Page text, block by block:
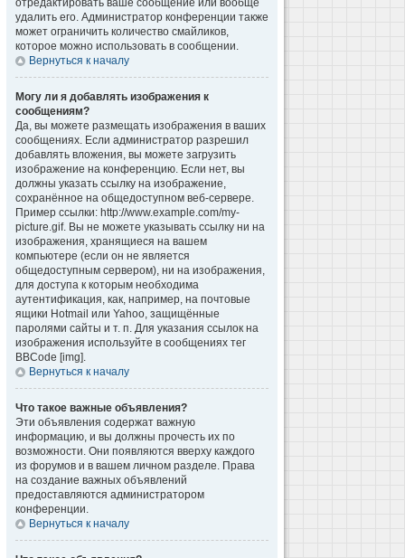
отредактировать ваше сообщение или вообще
удалить его. Администратор конференции также
может ограничить количество смайликов,
которое можно использовать в сообщении.
Вернуться к началу
Могу ли я добавлять изображения к
сообщениям?
Да, вы можете размещать изображения в ваших
сообщениях. Если администратор разрешил
добавлять вложения, вы можете загрузить
изображение на конференцию. Если нет, вы
должны указать ссылку на изображение,
сохранённое на общедоступном веб-сервере.
Пример ссылки: http://www.example.com/my-
picture.gif. Вы не можете указывать ссылку ни на
изображения, хранящиеся на вашем
компьютере (если он не является
общедоступным сервером), ни на изображения,
для доступа к которым необходима
аутентификация, как, например, на почтовые
ящики Hotmail или Yahoo, защищённые
паролями сайты и т. п. Для указания ссылок на
изображения используйте в сообщениях тег
BBCode [img].
Вернуться к началу
Что такое важные объявления?
Эти объявления содержат важную
информацию, и вы должны прочесть их по
возможности. Они появляются вверху каждого
из форумов и в вашем личном разделе. Права
на создание важных объявлений
предоставляются администратором
конференции.
Вернуться к началу